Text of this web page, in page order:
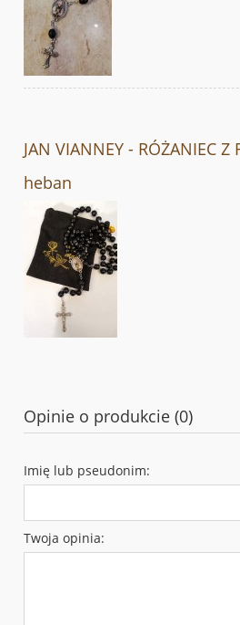
JAN VIANNEY - RÓŻANIEC Z
heban
Opinie o produkcie (0)
Imię lub pseudonim:
Twoja opinia: